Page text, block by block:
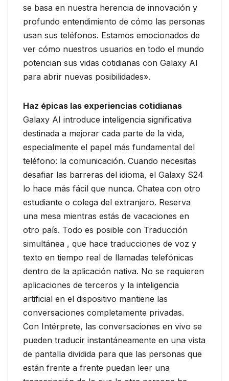
se basa en nuestra herencia de innovación y
profundo entendimiento de cómo las personas
usan sus teléfonos. Estamos emocionados de
ver cómo nuestros usuarios en todo el mundo
potencian sus vidas cotidianas con Galaxy AI
para abrir nuevas posibilidades».
Haz épicas las experiencias cotidianas
Galaxy AI introduce inteligencia significativa
destinada a mejorar cada parte de la vida,
especialmente el papel más fundamental del
teléfono: la comunicación. Cuando necesitas
desafiar las barreras del idioma, el Galaxy S24
lo hace más fácil que nunca. Chatea con otro
estudiante o colega del extranjero. Reserva
una mesa mientras estás de vacaciones en
otro país. Todo es posible con Traducción
simultánea , que hace traducciones de voz y
texto en tiempo real de llamadas telefónicas
dentro de la aplicación nativa. No se requieren
aplicaciones de terceros y la inteligencia
artificial en el dispositivo mantiene las
conversaciones completamente privadas.
Con Intérprete, las conversaciones en vivo se
pueden traducir instantáneamente en una vista
de pantalla dividida para que las personas que
están frente a frente puedan leer una